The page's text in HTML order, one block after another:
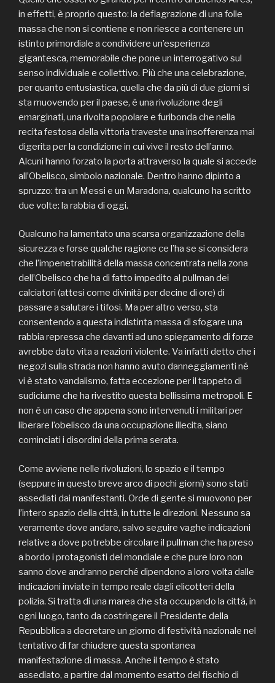
in effetti, è proprio questo: la deflagrazione di una folle
massa che non si contiene e non riesce a contenere un
istinto primordiale a condividere un’esperienza
gigantesca, memorabile che pone un interrogativo sul
senso individuale e collettivo. Più che una celebrazione,
per quanto entusiastica, quella che da più di due giorni si
sta muovendo per il paese, è una rivoluzione degli
emarginati, una rivolta popolare e furibonda che nella
recita festosa della vittoria traveste una insofferenza mai
digerita per la condizione in cui vive il resto dell’anno.
Alcuni hanno forzato la porta attraverso la quale si accede
all’Obelisco, simbolo nazionale. Dentro hanno dipinto a
spruzzo: tra un Messi e un Maradona, qualcuno ha scritto
due volte: la rabbia di oggi.
Qualcuno ha lamentato una scarsa organizzazione della
sicurezza e forse qualche ragione ce l’ha se si considera
che l’impenetrabilità della massa concentrata nella zona
dell’Obelisco che ha di fatto impedito al pullman dei
calciatori (attesi come divinità per decine di ore) di
passare a salutare i tifosi. Ma per altro verso, sta
consentendo a questa indistinta massa di sfogare una
rabbia repressa che davanti ad uno spiegamento di forze
avrebbe dato vita a reazioni violente. Va infatti detto che i
negozi sulla strada non hanno avuto danneggiamenti né
vi è stato vandalismo, fatta eccezione per il tappeto di
sudiciume che ha rivestito questa bellissima metropoli. E
non è un caso che appena sono intervenuti i militari per
liberare l’obelisco da una occupazione illecita, siano
cominciati i disordini della prima serata.
Come avviene nelle rivoluzioni, lo spazio e il tempo
(seppure in questo breve arco di pochi giorni) sono stati
assediati dai manifestanti. Orde di gente si muovono per
l’intero spazio della città, in tutte le direzioni. Nessuno sa
veramente dove andare, salvo seguire vaghe indicazioni
relative a dove potrebbe circolare il pullman che ha preso
a bordo i protagonisti del mondiale e che pure loro non
sanno dove andranno perché dipendono a loro volta dalle
indicazioni inviate in tempo reale dagli elicotteri della
polizia. Si tratta di una marea che sta occupando la città, in
ogni luogo, tanto da costringere il Presidente della
Repubblica a decretare un giorno di festività nazionale nel
tentativo di far chiudere questa spontanea
manifestazione di massa. Anche il tempo è stato
assediato, a partire dal momento esatto del fischio di